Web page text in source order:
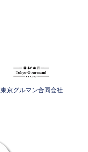
東京グルマン合同会社